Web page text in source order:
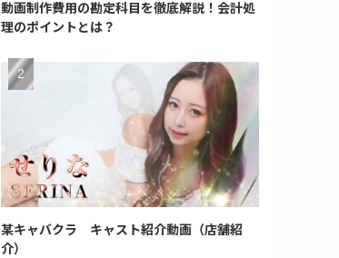
動画制作費用の勘定科目を徹底解説！会計処
理のポイントとは？
某キャバクラ キャスト紹介動画（店舗紹
介）